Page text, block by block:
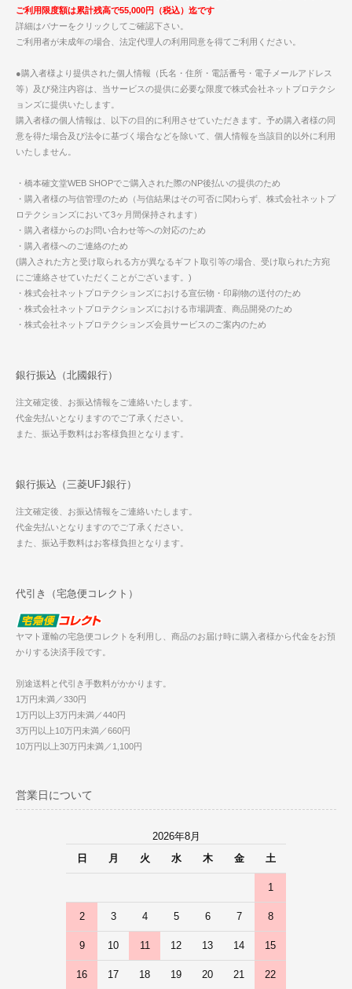
ご利用限度額は累計残高で55,000円（税込）迄です
詳細はバナーをクリックしてご確認下さい。
ご利用者が未成年の場合、法定代理人の利用同意を得てご利用ください。
●購入者様より提供された個人情報（氏名・住所・電話番号・電子メールアドレス
等）及び発注内容は、当サービスの提供に必要な限度で株式会社ネットプロテクシ
ョンズに提供いたします。
購入者様の個人情報は、以下の目的に利用させていただきます。予め購入者様の同
意を得た場合及び法令に基づく場合などを除いて、個人情報を当該目的以外に利用
いたしません。
・橋本確文堂WEB SHOPでご購入された際のNP後払いの提供のため
・購入者様の与信管理のため（与信結果はその可否に関わらず、株式会社ネットプ
ロテクションズにおいて3ヶ月間保持されます）
・購入者様からのお問い合わせ等への対応のため
・購入者様へのご連絡のため
(購入された方と受け取られる方が異なるギフト取引等の場合、受け取られた方宛
にご連絡させていただくことがございます。)
・株式会社ネットプロテクションズにおける宣伝物・印刷物の送付のため
・株式会社ネットプロテクションズにおける市場調査、商品開発のため
・株式会社ネットプロテクションズ会員サービスのご案内のため
銀行振込（北國銀行）
注文確定後、お振込情報をご連絡いたします。
代金先払いとなりますのでご了承ください。
また、振込手数料はお客様負担となります。
銀行振込（三菱UFJ銀行）
注文確定後、お振込情報をご連絡いたします。
代金先払いとなりますのでご了承ください。
また、振込手数料はお客様負担となります。
代引き（宅急便コレクト）
ヤマト運輸の宅急便コレクトを利用し、商品のお届け時に購入者様から代金をお預
かりする決済手段です。
別途送料と代引き手数料がかかります。
1万円未満／330円
1万円以上3万円未満／440円
3万円以上10万円未満／660円
10万円以上30万円未満／1,100円
営業日について
2026年8月
日
月 火 水 木 金 土
1
2 3 4 5 6 7 8
9 10 11 12 13 14 15
16 17 18 19 20 21 22